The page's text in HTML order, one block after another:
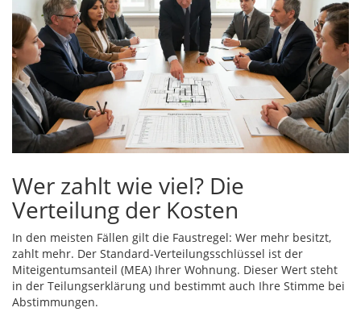
Wer zahlt wie viel? Die
Verteilung der Kosten
In den meisten Fällen gilt die Faustregel: Wer mehr besitzt,
zahlt mehr. Der Standard-Verteilungsschlüssel ist der
Miteigentumsanteil (MEA) Ihrer Wohnung. Dieser Wert steht
in der Teilungserklärung und bestimmt auch Ihre Stimme bei
Abstimmungen.